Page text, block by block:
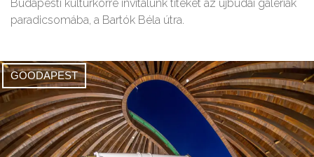
Budapesti kultúrkörre invitálunk titeket az újbudai galériák
paradicsomába, a Bartók Béla útra.
GOODAPEST